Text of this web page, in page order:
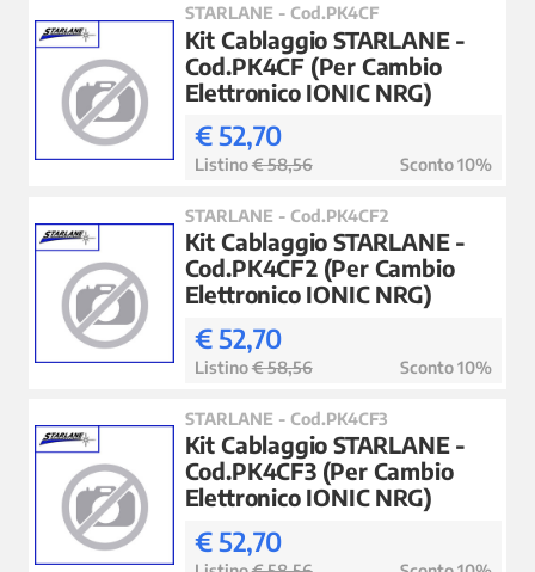
STARLANE - Cod.PK4CF
Kit Cablaggio STARLANE -
Cod.PK4CF (Per Cambio
Elettronico IONIC NRG)
€ 52,70
Listino€ 58,56 Sconto 10%
STARLANE - Cod.PK4CF2
Kit Cablaggio STARLANE -
Cod.PK4CF2 (Per Cambio
Elettronico IONIC NRG)
€ 52,70
Listino€ 58,56 Sconto 10%
STARLANE - Cod.PK4CF3
Kit Cablaggio STARLANE -
Cod.PK4CF3 (Per Cambio
Elettronico IONIC NRG)
€ 52,70